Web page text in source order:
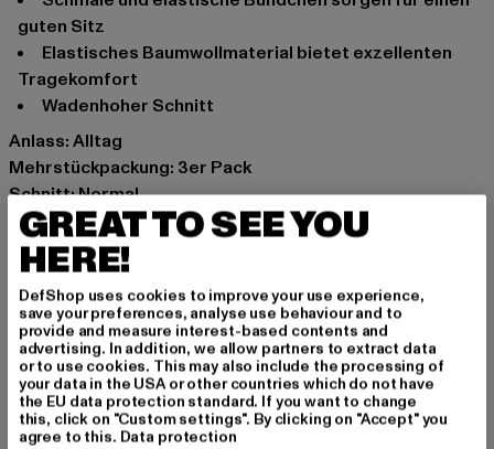
guten Sitz
elastisches Baumwollmaterial bietet exzellenten
Tragekomfort
wadenhoher Schnitt
Anlass: Alltag
Mehrstückpackung: 3er Pack
Schnitt: Normal
Marke: Urban Classics
Kat.: Bekleidung
Farbe: bunt
Hersteller Farbe: multicolor
Materialzusammensetzung: 75% Baumwolle, 23%
Polyester, 2% Elasthan
Art.Nr: TB3746-01667
Hersteller: TB International GmbH |info@tbint.de
GREAT TO SEE YOU
HERE!
DefShop uses cookies to improve your use experience,
save your preferences, analyse use behaviour and to
provide and measure interest-based contents and
advertising. In addition, we allow partners to extract data
or to use cookies. This may also include the processing of
your data in the USA or other countries which do not have
the EU data protection standard. If you want to change
this, click on "Custom settings". By clicking on "Accept" you
agree to this. Data protection